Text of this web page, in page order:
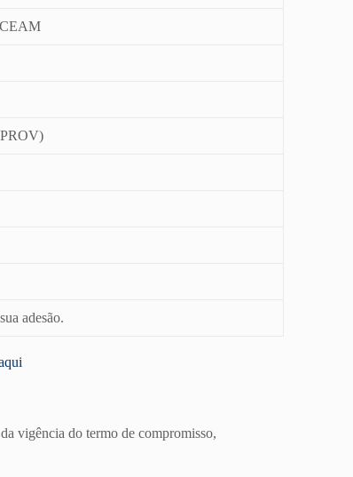
CEAM
adesão.
vigência do termo de compromisso,